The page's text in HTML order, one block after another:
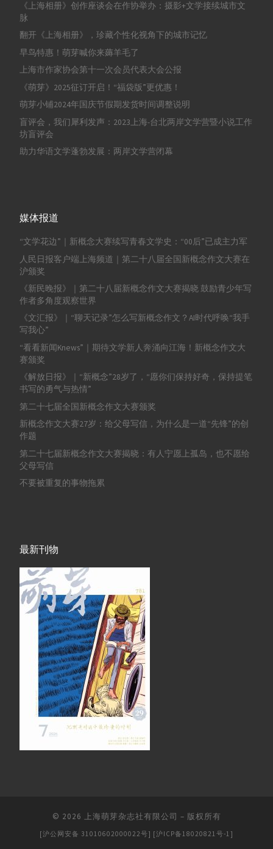
《上海相册》创作座谈会在作协举办：摄影+文学接续城市文
脉
翻开《上海相册》，珍藏个性化视角下的城市记忆
早鸟特惠！萌芽喊你来薅羊毛了
上海市作家协会第十一次会员代表大会公报
《萌芽》2025征订开启！“福袋版”更优惠！
萌芽小铺2024年国庆节假期发货时间调整说明
盲评会，我们犀利发声：2023上海-台北两岸文学营暨小说工作
坊盲评会
助力华语文学蓬勃发展：两岸文学营闭幕
媒体报道
“文学花边”｜新概念大赛续写青春文学史：“00后”已成主力军
人民日报客户端上海频道｜第二十八届全国新概念作文大赛在
沪颁奖
《新民晚报》｜第二十八届新概念作文大赛揭晓 鼓励青少年写
作者多角度观察世界
《文汇报》｜“聊天记录”怎么写新概念作文？AI时代呼唤“我手
写我心”
“看看新闻Knews”｜期待文学新人奔涌向江海！新概念作文大
赛颁奖
《解放日报》｜“新概念”28岁了，“愿你们保持好奇，保持提笔
书写的勇气与热情”
第二十七届全国新概念作文大赛颁奖
新概念作文大赛27岁：给父母写信，为什么是一道“先锋”的创
作题
第二十七届新概念作文大赛揭晓：有人宁愿上孤岛，也不愿给
父母写信
不要被重复的事物拖累
最新刊物
© 2026 上海萌芽杂志社有限公司 – 版权所有
[沪公网安备 31010602000022号] [沪ICP备18020821号-1]